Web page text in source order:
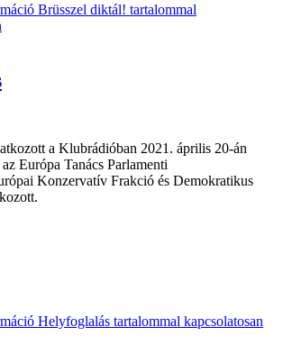
Brüsszel diktál! tartalommal
a Klubrádióban 2021. április 20-án
Európa Tanács Parlamenti
Konzervatív Frakció és Demokratikus
Helyfoglalás tartalommal kapcsolatosan